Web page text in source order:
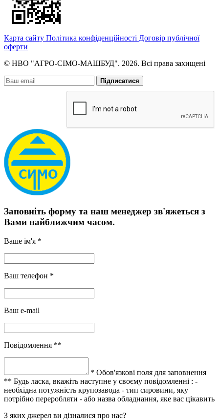
Карта сайту Політика конфіденційності Договір публічної
оферти
© НВО "АГРО-СІМО-МАШБУД". 2026. Всі права захищені
Підписатися
Заповніть форму та наш менеджер зв'яжеться з
Вами найближчим часом.
Ваше ім'я *
Ваш телефон *
Ваш e-mail
Повідомлення **
* Обов'язкові поля для заповнення
** Будь ласка, вкажіть наступне у своєму повідомленні : -
необхідна потужність крупозавода - тип сировини, яку
потрібно переробляти - або назва обладнання, яке вас цікавить
З яких джерел ви дізналися про нас?